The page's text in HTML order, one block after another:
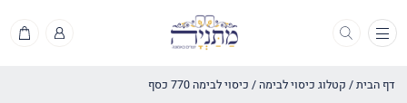
תפריט
דף הבית/ קטלוג כיסוי לבימה / כיסוי לבימה 770 כסף